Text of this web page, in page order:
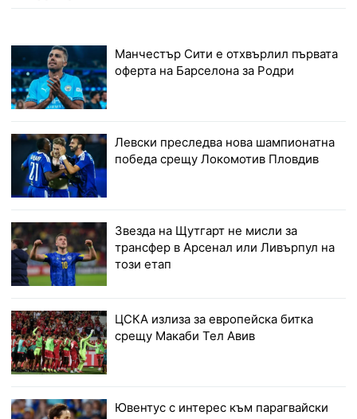
Манчестър Сити е отхвърлил първата
оферта на Барселона за Родри
Левски преследва нова шампионатна
победа срещу Локомотив Пловдив
Звезда на Щутгарт не мисли за
трансфер в Арсенал или Ливърпул на
този етап
ЦСКА излиза за европейска битка
срещу Макаби Тел Авив
Ювентус с интерес към парагвайски